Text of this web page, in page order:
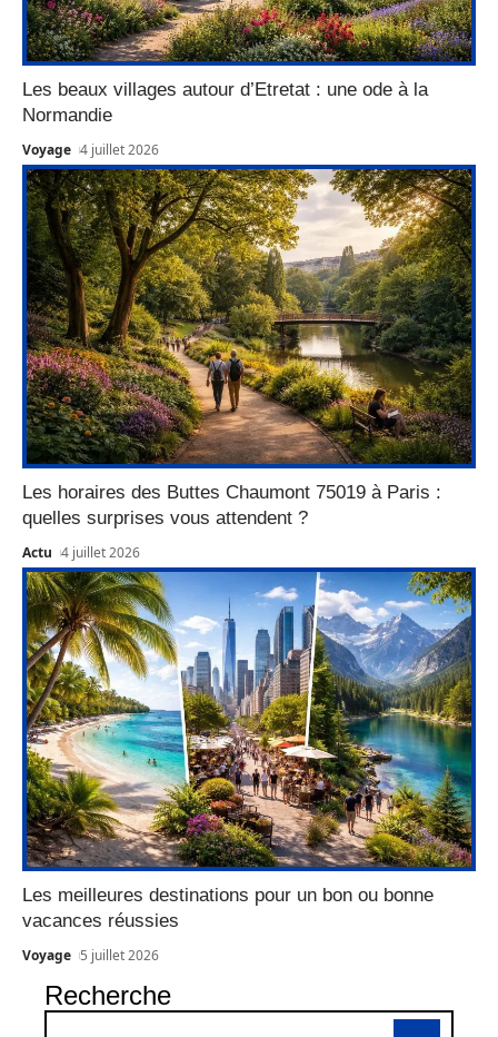
Les beaux villages autour d’Etretat : une ode à la
Normandie
Voyage 4 juillet 2026
Les horaires des Buttes Chaumont 75019 à Paris :
quelles surprises vous attendent ?
Actu 4 juillet 2026
Les meilleures destinations pour un bon ou bonne
vacances réussies
Voyage 5 juillet 2026
Recherche